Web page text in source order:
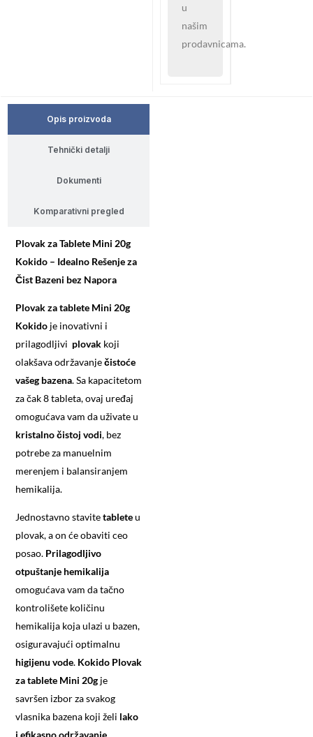
u
našim
prodavnicama.
Opis proizvoda
Tehnički detalji
Dokumenti
Komparativni pregled
Plovak za Tablete Mini 20g
Kokido – Idealno Rešenje za
Čist Bazeni bez Napora
Plovak za tablete Mini 20g
Kokido je inovativni i
prilagodljivi plovak koji
olakšava održavanječistoće
vašeg bazena. Sa kapacitetom
za čak 8 tableta, ovaj uređaj
omogućava vam da uživate u
kristalno čistoj vodi, bez
potrebe za manuelnim
merenjem i balansiranjem
hemikalija.
Jednostavno stavitetableteu
plovak, a on će obaviti ceo
posao. Prilagodljivo
otpuštanje hemikalija
omogućava vam da tačno
kontrolišete količinu
hemikalija koja ulazi u bazen,
osiguravajući optimalnu
higijenu vode. Kokido Plovak
za tablete Mini 20g je
savršen izbor za svakog
vlasnika bazena koji želi lako
i efikasno održavanje